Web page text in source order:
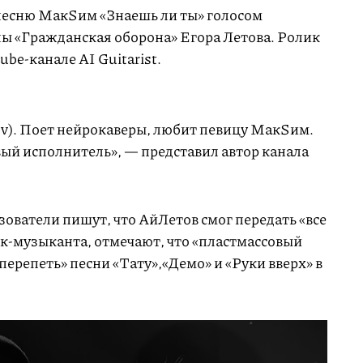
МакSим «Знаешь ли ты» голосом
«Гражданская оборона» Егора Летова. Ролик
канале AI Guitarist.
Поет нейрокаверы, любит певицу МакSим.
исполнитель», — представил автор канала
пишут, что АйЛетов смог передать «все
музыканта, отмечают, что «пластмассовый
песни «Тату»,«Демо» и «Руки вверх» в